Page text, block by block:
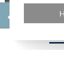
Sitio
Tu fecha de